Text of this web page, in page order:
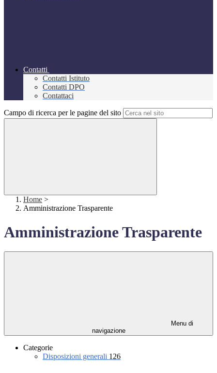
Contatti
Contatti Istituto
Contatti DPO
Contattaci
Campo di ricerca per le pagine del sito
Home >
Amministrazione Trasparente
Amministrazione Trasparente
Menu di
navigazione
Categorie
Disposizioni generali 126